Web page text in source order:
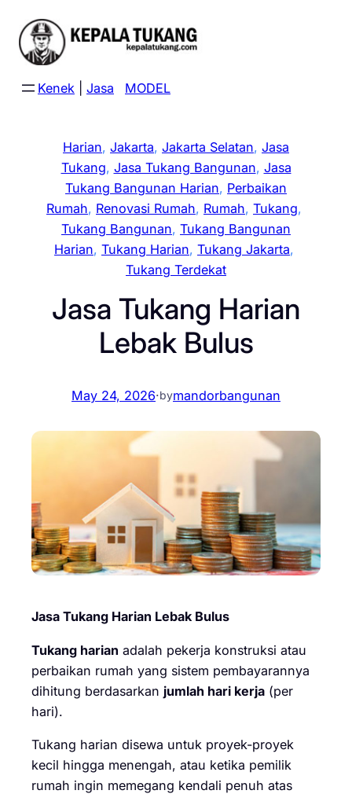
content
Kenek Jasa MODEL
Harian, Jakarta, Jakarta Selatan, Jasa
Tukang, Jasa Tukang Bangunan, Jasa
Tukang Bangunan Harian, Perbaikan
Rumah, Renovasi Rumah, Rumah, Tukang
Tukang Bangunan, Tukang Bangunan
Harian, Tukang Harian, Tukang Jakarta
Tukang Terdekat
Jasa Tukang Harian
Lebak Bulus
May 24, 2026·bymandorbangunan
Jasa Tukang Harian Lebak Bulus
Tukang harian adalah pekerja konstruksi atau
perbaikan rumah yang sistem pembayarannya
dihitung berdasarkan jumlah hari kerja (per
hari).
Tukang harian disewa untuk proyek-proyek
kecil hingga menengah, atau ketika pemilik
rumah ingin memegang kendali penuh atas